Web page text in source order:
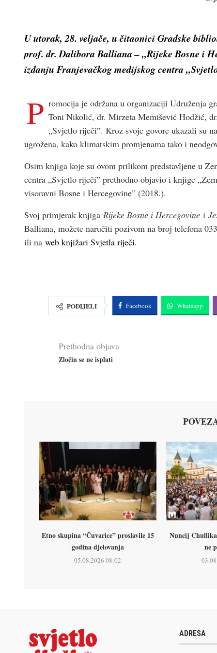
U utorak, 28. veljače, u čitaonici Gradske
prof. dr. Dalibora Balliana – „Rijeke Bosne i
izdanju Franjevačkog medijskog centra
P romocija je održana u organizaciji Udruženja
Toni Nikolić, dr. Mirzeta Memišević Hodžić,
„Svjetlo riječi”. Kroz svoje govore ukazali su
ugrožena, kako klimatskim promjenama tako i
Osim knjiga koje su ovom prilikom predstavljene u
centra „Svjetlo riječi” prethodno objavio i knjige
visoravni Bosne i Hercegovine” (2018.).
Svoj primjerak knjiga Rijeke Bosne i Hercegovine i
Balliana, možete naručiti pozivom na broj telefona
ili na web knjižari Svjetla riječi.
PODIJELI Facebook Whatsapp
Prethodna objava
Zločin se ne isplati
Etno skupina “Čuvarice” proslavile 15
godina djelovanja
05.08.2026 08:02
Nuncij
ne
ADRESA